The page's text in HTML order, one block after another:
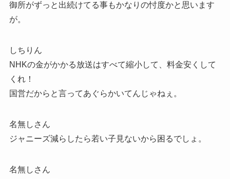
御所がずっと出続けてる事もかなりの忖度かと思います
が。
しちりん
NHKの金がかかる放送はすべて縮小して、料金安くして
くれ！
国営だからと言ってあぐらかいてんじゃねぇ。
名無しさん
ジャニーズ減らしたら若い子見ないから困るでしょ。
名無しさん